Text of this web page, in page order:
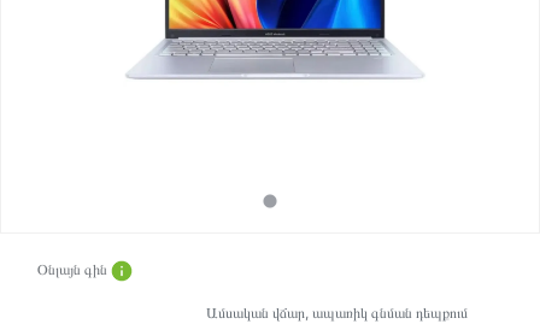
Օնլայն գին
Ամսական վճար, ապառիկ գնման դեպքում